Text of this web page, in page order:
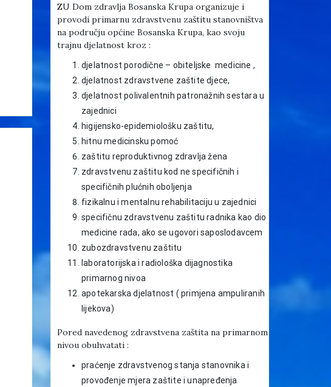
ZU Dom zdravlja Bosanska Krupa organizuje i
provodi primarnu zdravstvenu zaštitu stanovništva
na području općine Bosanska Krupa, kao svoju
trajnu djelatnost kroz :
djelatnost porodične – obiteljske medicine ,
djelatnost zdravstvene zaštite djece,
djelatnost polivalentnih patronažnih sestara u
zajednici
higijensko-epidemiološku zaštitu,
hitnu medicinsku pomoć
zaštitu reproduktivnog zdravlja žena
zdravstvenu zaštitu kod ne specifičnih i
specifičnih plućnih oboljenja
fizikalnu i mentalnu rehabilitaciju u zajednici
specifičnu zdravstvenu zaštitu radnika kao dio
medicine rada, ako se ugovori saposlodavcem
zubozdravstvenu zaštitu
laboratorijska i radiološka dijagnostika
primarnog nivoa
apotekarska djelatnost ( primjena ampuliranih
lijekova)
Pored navedenog zdravstvena zaštita na primarnom
nivou obuhvatati :
praćenje zdravstvenog stanja stanovnika i
provođenje mjera zaštite i unapređenja